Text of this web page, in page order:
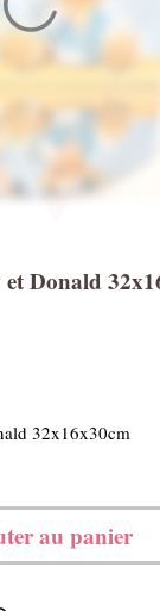
Donald
32x16x30cm
au panier